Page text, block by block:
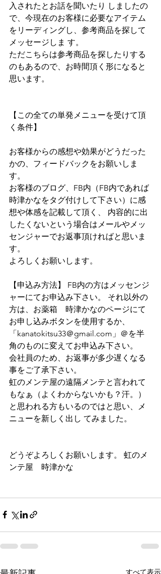
入されたとお話を聞いたり しましたの
で、今現在のお客様に必要なアイテム
をリーディングし、参考商品を探して
メッセージしま す。
ただこちらは参考商品を探したりする
のもあるので、お時間頂く形になると
思います。
【この全ての単発メニューを受けて頂
く条件】
お客様からの感想や効果がどうだった
かの、フィードバックをお願いしま
す。
お客様のブログ、FB内（FB内であれば
時津かなをタグ付けして下さい）に感
想や体感を記載して頂く、 内容的に出
したくないという場合はメールやメッ
センジャーでお返事頂ければと思いま
す。
よろしくお願いします。
【申込み方法】 FB内の方はメッセンジ
ャーにてお申込み下さい。 それ以外の
方は、お薬箱　時津かなのページにて
お申し込みボタンを使用するか、
「kanatokitsu33＠gmail.com」＠を半
角のものに変えてお申込み下さい。
会社員のため、お返事が多少遅くなる
事をご了承下さい。
虹のメンテ屋の遠隔メンテと言われて
もなぁ（よくわからないかも？汗。）
と思われる方もいるのではと思い、メ
ニューを新しく出し てみました。
どうぞよろしくお願いします。 虹のメ
ンテ屋　時津かな
すべて表示